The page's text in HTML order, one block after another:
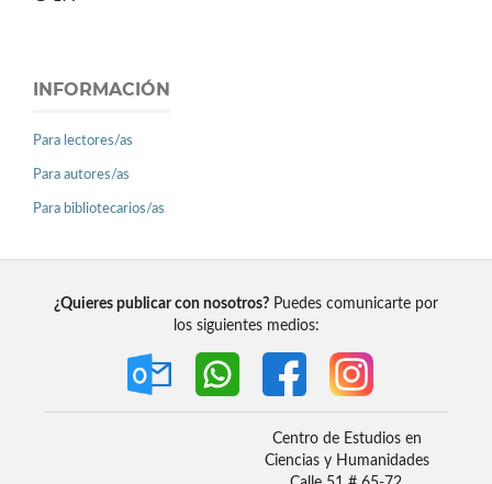
INFORMACIÓN
Para lectores/as
Para autores/as
Para bibliotecarios/as
¿Quieres publicar con nosotros? Puedes comunicarte por
los siguientes medios:
Centro de Estudios en
Ciencias y Humanidades